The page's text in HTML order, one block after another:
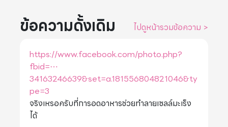
ข้อความดั้งเดิม
ไปดูหน้ารวมข้อความ >
https://www.facebook.com/photo.php?
fbid=⋯
34163246639&set=a.181556804821046&ty
pe=3
จริงเหรอครับที่การอดอาหารช่วยทำลายเซลล์มะเร็ง
ได้